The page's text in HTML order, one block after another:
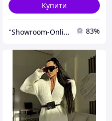
Купити
"Showroom-Online": Тисячі образів — один клік! 83%